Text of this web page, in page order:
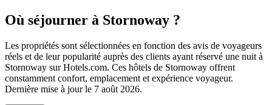
Où séjourner à Stornoway ?
Les propriétés sont sélectionnées en fonction des avis de voyageurs
réels et de leur popularité auprès des clients ayant réservé une nuit à
Stornoway sur Hotels.com. Ces hôtels de Stornoway offrent
constamment confort, emplacement et expérience voyageur.
Dernière mise à jour le 7 août 2026.